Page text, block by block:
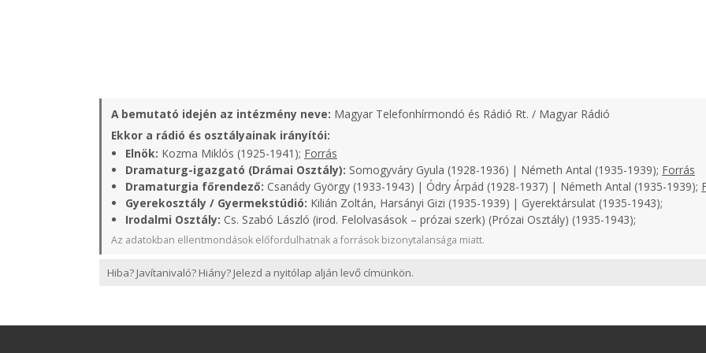
A bemutató idején az intézmény neve: Magyar Telefonhírmondó és Rádió Rt. / Magyar Rádió
Ekkor a rádió és osztályainak irányítói:
Elnök: Kozma Miklós (1925-1941); Forrás
Dramaturg-igazgató (Drámai Osztály): Somogyváry Gyula (1928-1936) | Németh Antal (1935-1939); Forrás
Dramaturgia főrendező: Csanády György (1933-1943) | Ódry Árpád (1928-1937) | Németh Antal (1935-1939);
Gyerekosztály / Gyermekstúdió: Kilián Zoltán, Harsányi Gizi (1935-1939) | Gyerektársulat (1935-1943);
Irodalmi Osztály: Cs. Szabó László (irod. Felolvasások – prózai szerk) (Prózai Osztály) (1935-1943);
Az adatokban ellentmondások előfordulhatnak a források bizonytalansága miatt.
Hiba? Javítanivaló? Hiány? Jelezd a nyitólap alján levő címünkön.